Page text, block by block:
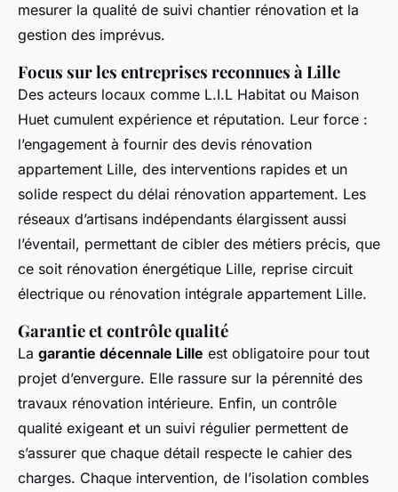
mesurer la qualité de suivi chantier rénovation et la
gestion des imprévus.
Focus sur les entreprises reconnues à Lille
Des acteurs locaux comme L.I.L Habitat ou Maison
Huet cumulent expérience et réputation. Leur force :
l’engagement à fournir des devis rénovation
appartement Lille, des interventions rapides et un
solide respect du délai rénovation appartement. Les
réseaux d’artisans indépendants élargissent aussi
l’éventail, permettant de cibler des métiers précis, que
ce soit rénovation énergétique Lille, reprise circuit
électrique ou rénovation intégrale appartement Lille.
Garantie et contrôle qualité
La garantie décennale Lille est obligatoire pour tout
projet d’envergure. Elle rassure sur la pérennité des
travaux rénovation intérieure. Enfin, un contrôle
qualité exigeant et un suivi régulier permettent de
s’assurer que chaque détail respecte le cahier des
charges. Chaque intervention, de l’isolation combles